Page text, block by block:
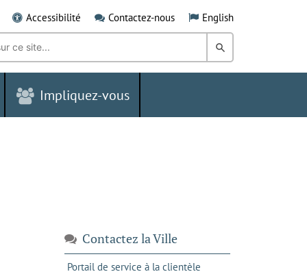
Accessibilité Contactez-nous English
Rechercher
dans
Grand
Impliquez-vous
Contactez la Ville
Portail de service à la clientèles'ouvre